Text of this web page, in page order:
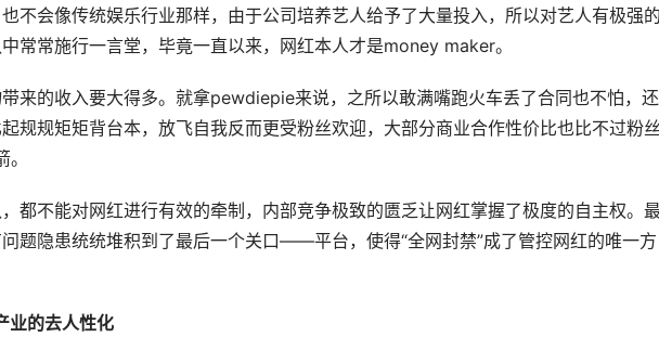
不会像传统娱乐行业那样，由于公司培养艺人给予了大量投入，所以对艺人有极强
常常施行一言堂，毕竟一直以来，网红本人才是money maker。
来的收入要大得多。就拿pewdiepie来说，之所以敢满嘴跑火车丢了合同也不怕，
规规矩矩背台本，放飞自我反而更受粉丝欢迎，大部分商业合作性价比也比不过粉
都不能对网红进行有效的牵制，内部竞争极致的匮乏让网红掌握了极度的自主权。
题隐患统统堆积到了最后一个关口——平台，使得“全网封禁”成了管控网红的唯一方
业的去人性化